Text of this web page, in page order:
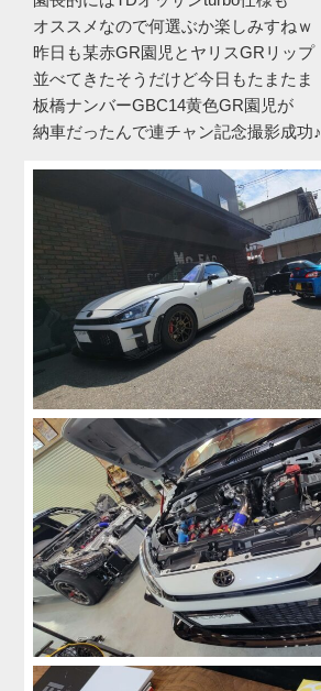
オススメなので何選ぶか楽しみすねｗ
昨日も某赤GR園児とヤリスGRリップ
並べてきたそうだけど今日もたまたま
板橋ナンバーGBC14黄色GR園児が
納車だったんで連チャン記念撮影成功♪